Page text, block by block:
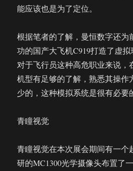
能应该也是为了定位。
根据笔者的了解，曼恒数字还为
功的国产大飞机C919打造了虚拟
对于飞行员这种高危职业来说，
机型有足够的了解，熟悉其操作
少的，这种模拟系统是很有必要
青瞳视觉
青瞳视觉在本次展会期间有一个
研的MC1300光学摄像头布置了